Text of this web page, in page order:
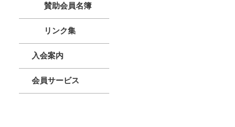
賛助会員名簿
リンク集
入会案内
会員サービス